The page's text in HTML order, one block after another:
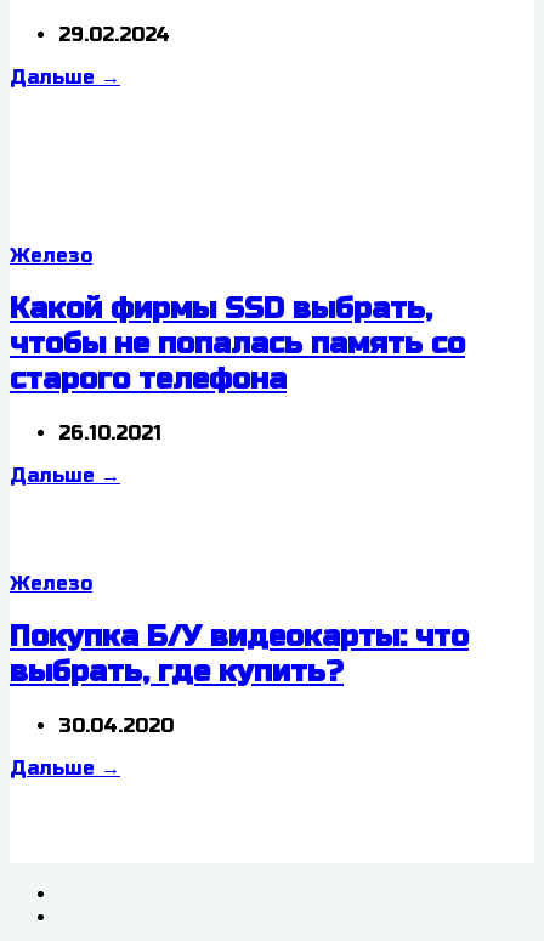
29.02.2024
Дальше →
Железо
Какой фирмы SSD выбрать,
чтобы не попалась память со
старого телефона
26.10.2021
Дальше →
Железо
Покупка Б/У видеокарты: что
выбрать, где купить?
30.04.2020
Дальше →